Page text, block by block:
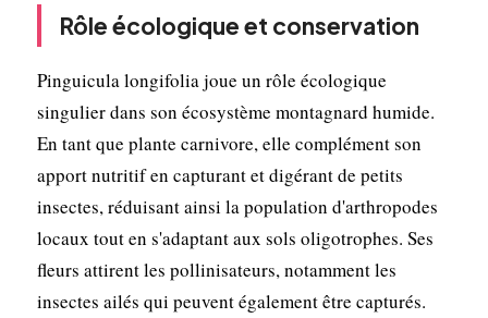
Rôle écologique et conservation
Pinguicula longifolia joue un rôle écologique
singulier dans son écosystème montagnard humide.
En tant que plante carnivore, elle complément son
apport nutritif en capturant et digérant de petits
insectes, réduisant ainsi la population d'arthropodes
locaux tout en s'adaptant aux sols oligotrophes. Ses
fleurs attirent les pollinisateurs, notamment les
insectes ailés qui peuvent également être capturés.